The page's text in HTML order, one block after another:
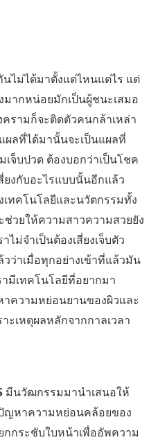
นไม่ได้มาตั้งแต่ไหนแต่ไร แต่
มากหน่อยมักเป็นผู้ชนะเสมอ
รามก็จะติดตัวคนกล้าเหล่า
ลที่ได้มานั้นจะเป็นแผลที่
จ็บปวด ต้องบอกว่าเป็นโชค
ยงกับอะไรแบบนั้นอีกแล้ว
เทคโนโลยีและนวัตกรรมทั้ง
วยให้ความสาวความสวยยัง
ไม่จำเป็นต้องเสี่ยงเจ็บตัว
ว่าเมื่อทุกอย่างเข้าที่แล้วมัน
ามีเทคโนโลยีที่อยากมา
ความหย่อนยานของผิวและ
ะเหตุผลหลักจากกาลเวลา
มีนวัฒกรรมมานำเสนอให้
ญหาความหย่อนคล้อยของ
กกระชับใบหน้าเพื่ออัพความ